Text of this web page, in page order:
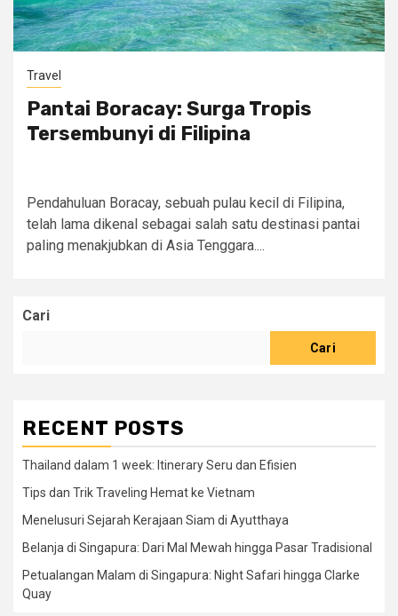
Travel
Pantai Boracay: Surga Tropis
Tersembunyi di Filipina
Pendahuluan Boracay, sebuah pulau kecil di Filipina,
telah lama dikenal sebagai salah satu destinasi pantai
paling menakjubkan di Asia Tenggara....
Cari
Cari
RECENT POSTS
Thailand dalam 1 week: Itinerary Seru dan Efisien
Tips dan Trik Traveling Hemat ke Vietnam
Menelusuri Sejarah Kerajaan Siam di Ayutthaya
Belanja di Singapura: Dari Mal Mewah hingga Pasar Tradisional
Petualangan Malam di Singapura: Night Safari hingga Clarke
Quay